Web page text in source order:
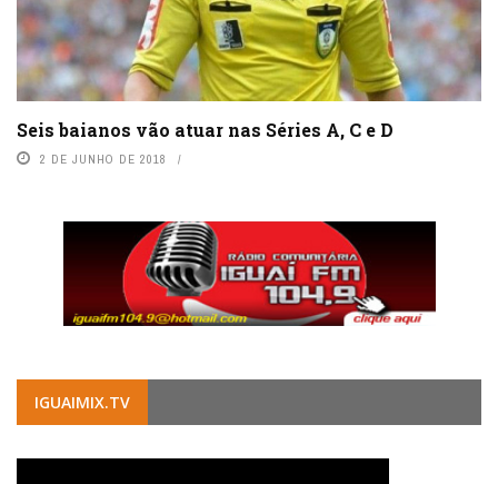
Seis baianos vão atuar nas Séries A, C e D
2 DE JUNHO DE 2018
IGUAIMIX.TV